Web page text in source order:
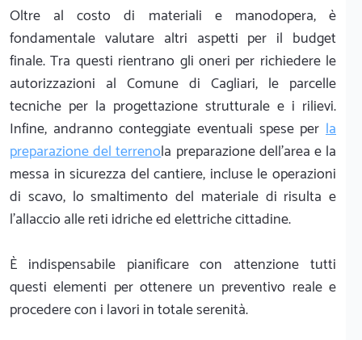
Oltre al costo di materiali e manodopera, è
fondamentale valutare altri aspetti per il budget
finale. Tra questi rientrano gli oneri per richiedere le
autorizzazioni al Comune di Cagliari, le parcelle
tecniche per la progettazione strutturale e i rilievi.
Infine, andranno conteggiate eventuali spese per la
preparazione del terrenola preparazione dell'area e la
messa in sicurezza del cantiere, incluse le operazioni
di scavo, lo smaltimento del materiale di risulta e
l'allaccio alle reti idriche ed elettriche cittadine.
È indispensabile pianificare con attenzione tutti
questi elementi per ottenere un preventivo reale e
procedere con i lavori in totale serenità.